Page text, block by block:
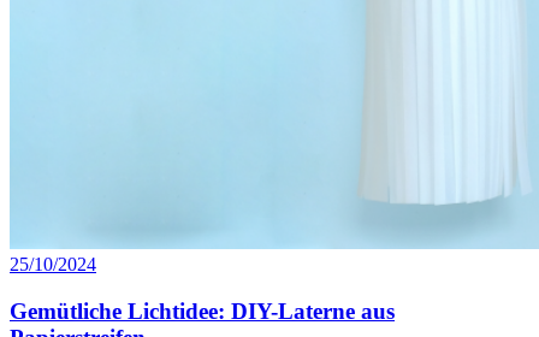
25/10/2024
Gemütliche Lichtidee: DIY-Laterne aus